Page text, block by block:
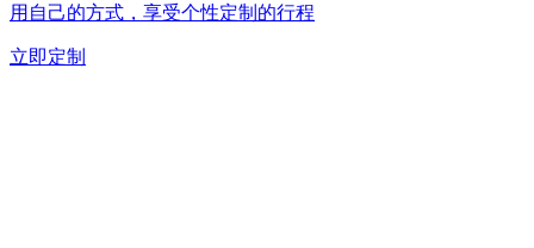
用自己的方式，享受个性定制的行程
立即定制